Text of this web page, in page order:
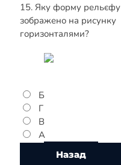
15. Яку форму рельєфу
зображено на рисунку
горизонталями?
Б
Г
В
А